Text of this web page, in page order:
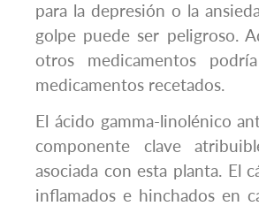
para la depresión o la
golpe puede ser peligroso.
otros medicamentos
medicamentos recetados.
El ácido gamma-linolénico
componente clave
asociada con esta planta. El
inflamados e hinchados en